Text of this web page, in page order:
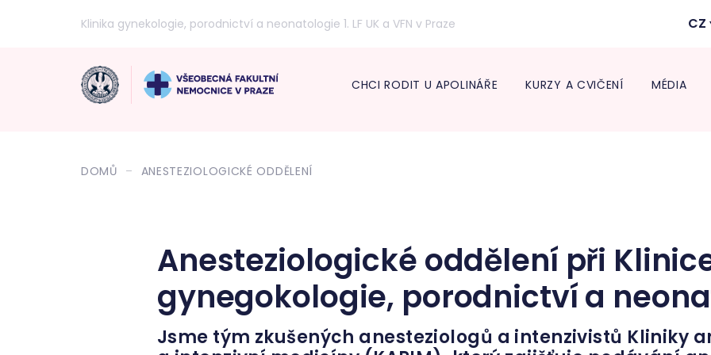
Klinika gynekologie, porodnictví a neonatologie 1. LF UK a VFN v Praze CZ
CHCI RODIT U APOLINÁŘE KURZY A CVIČENÍ MÉDIA
DOMŮ ANESTEZIOLOGICKÉ ODDĚLENÍ
Anesteziologické oddělení při
gynegokologie, porodnictví a
Jsme tým zkušených anesteziologů a intenzivistů Kliniky